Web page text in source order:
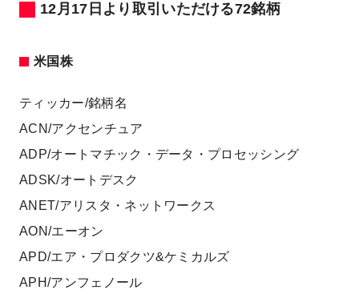
12月17日より取引いただける72銘柄
米国株
ティッカー/銘柄名
ACN/アクセンチュア
ADP/オートマチック・データ・プロセッシング
ADSK/オートデスク
ANET/アリスタ・ネットワークス
AON/エーオン
APD/エア・プロダクツ&ケミカルズ
APH/アンフェノール